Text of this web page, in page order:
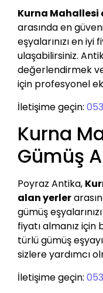
Kurna
arasında en
eşyalarınızı en
ulaşabilirsiniz.
değerlendirmek
için profesyonel
İletişime geçin:
Kurna
Gümüş
Poyraz Antika,
alan yerler
gümüş
fiyatı almanız için
türlü gümüş
sizlere yardımcı
İletişime geçin: